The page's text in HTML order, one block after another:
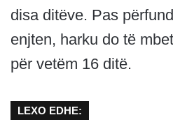
disa ditëve. Pas
enjten, harku do të
për vetëm 16 ditë.
LEXO EDHE: